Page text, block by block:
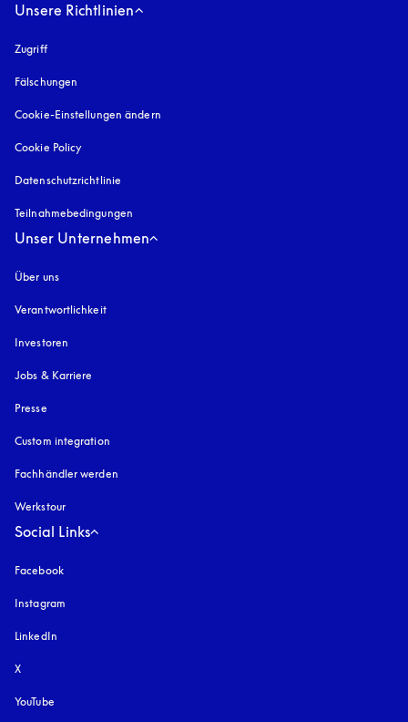
Unsere Richtlinien
Zugrifföffnet sich in einem neuen Tab
Fälschungen
Cookie-Einstellungen ändern
Cookie Policy
Datenschutzrichtlinie
Teilnahmebedingungen
Unser Unternehmen
Über uns
Verantwortlichkeit
Investoren
Jobs & Karriere
Presse
Custom integration
Fachhändler werden
Werkstour
Social Links
Facebook
Instagram
LinkedIn
X
YouTube